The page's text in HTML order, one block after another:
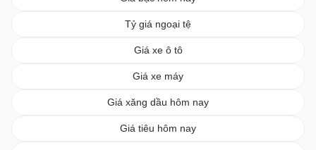
Tỷ giá ngoại tệ
Giá xe ô tô
Giá xe máy
Giá xăng dầu hôm nay
Giá tiêu hôm nay